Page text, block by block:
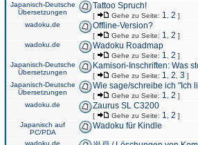
Japanisch-Deutsche
Übersetzungen
Tattoo Spruch!
[ Gehe zu Seite: 1 2 ]
wadoku.de
Offline-Version?
[ Gehe zu Seite: 1 2 ]
wadoku.de
Wadoku Roadmap
[ Gehe zu Seite: 1 2 ]
Japanisch-Deutsche
Übersetzungen
Kamisori-Inschriften: Was
[ Gehe zu Seite: 1 2 3 ]
Japanisch-Deutsche
Übersetzungen
Wie sage/schreibe ich "Ich
[ Gehe zu Seite: 1 2 ]
wadoku.de
Zaurus SL C3200
[ Gehe zu Seite: 1 2 ]
Japanisch auf
PC/PDA
Wadoku für Kindle
wadoku.de